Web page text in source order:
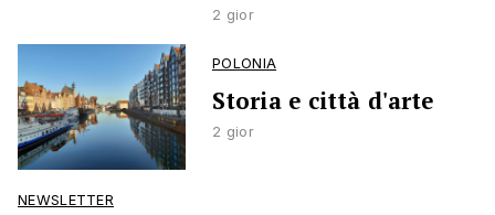
2 gior
POLONIA
Storia e città d'arte
2 gior
NEWSLETTER